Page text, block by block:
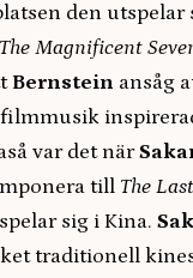
den utspelar
The Magnificent
Bernstein ansåg
filmmusik
var det när
till The
sig i Kina.
traditionell